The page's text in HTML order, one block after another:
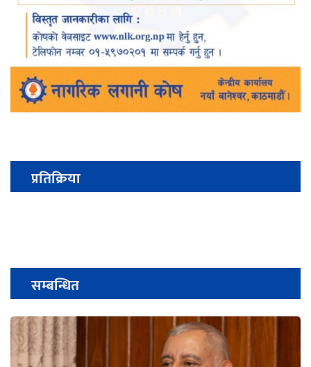
प्रतिक्रिया
सम्बन्धित